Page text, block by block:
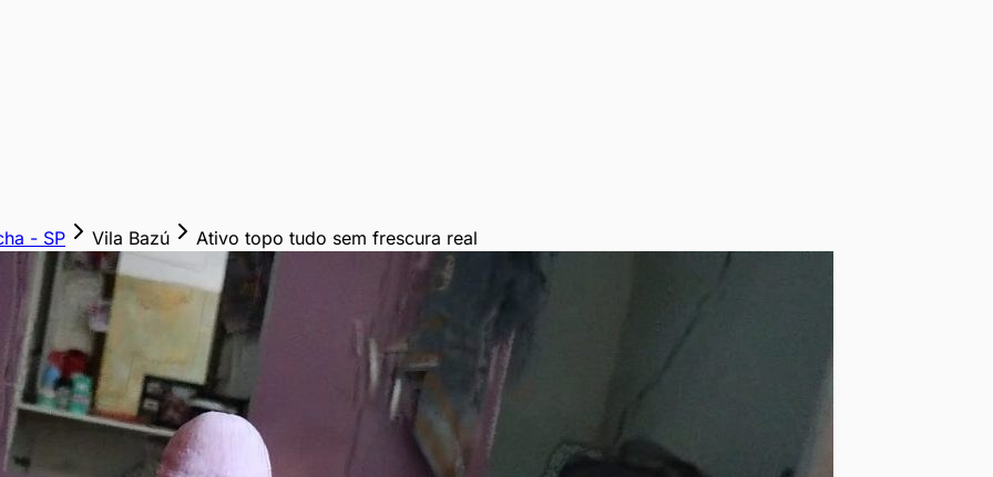
- SP Vila Bazú Ativo topo tudo sem frescura real